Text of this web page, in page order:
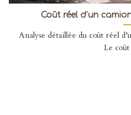
Coût réel d’un
Analyse détaillée du coût réel
Le